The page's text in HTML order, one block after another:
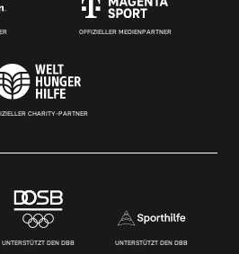
OFFIZIELLER MEDIENPARTNER
CHARITY-PARTNER
UNTERSTÜTZT DEN DBB UNTERSTÜTZT DEN DBB